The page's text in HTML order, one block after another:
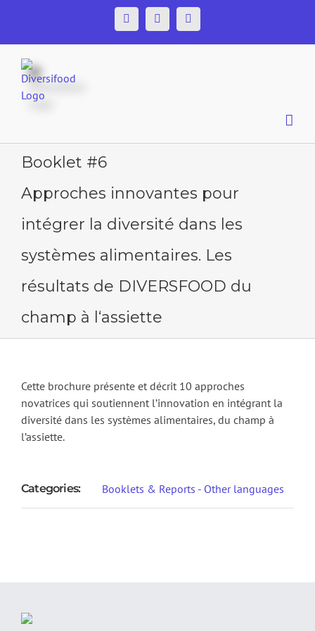
content
FacebookTwitter
Booklet #6
Approches innovantes pour
intégrer la diversité dans les
systèmes alimentaires. Les
résultats de DIVERSFOOD du
champ à l‘assiette
Cette brochure présente et décrit 10 approches
novatrices qui soutiennent l’innovation en intégrant la
diversité dans les systèmes alimentaires, du champ à
l’assiette.
Categories: Booklets & Reports - Other languages